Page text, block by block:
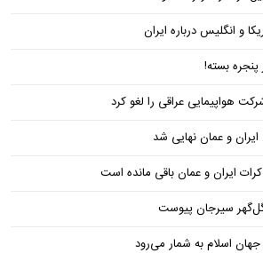
و انگلیس درباره ایران
بسته!
هواپیمایی عراقی را لغو کرد
و عمان نهایی شد
ایران و عمان باقی مانده است
سیرجان پیوست
اسلام به شمار می‌رود